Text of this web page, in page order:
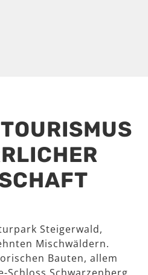
Steigerwald,
Mischwäldern.
Bauten, allem